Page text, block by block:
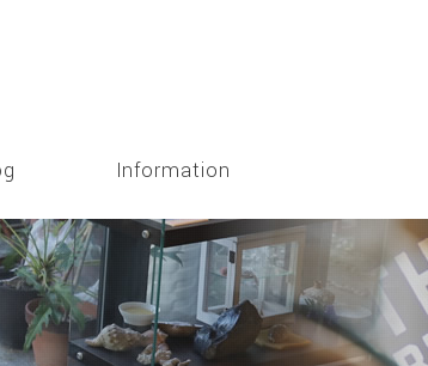
Information